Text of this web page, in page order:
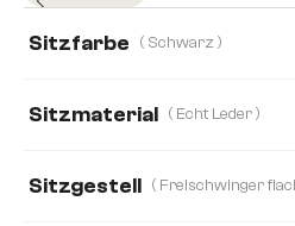
Sitzfarbe ( Schwarz )
Sitzmaterial ( Echt Leder )
Sitzgestell